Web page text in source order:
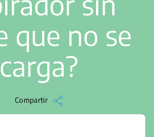
que no se
carga?
Compartir